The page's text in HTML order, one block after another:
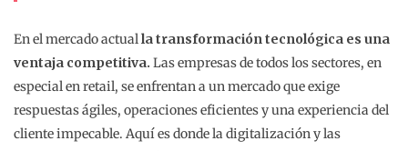
En el mercado actualla transformación tecnológica es una
ventaja competitiva. Las empresas de todos los sectores, en
especial en retail, se enfrentan a un mercado que exige
respuestas ágiles, operaciones eficientes y una experiencia del
cliente impecable. Aquí es donde la digitalización y las